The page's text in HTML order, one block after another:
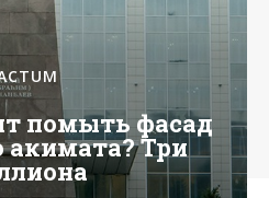
помыть фасад
акимата? Три